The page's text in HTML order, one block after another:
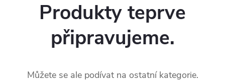
Produkty teprve
připravujeme.
Můžete se ale podívat na ostatní kategorie.